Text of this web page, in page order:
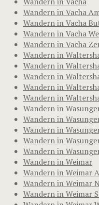
Wandern in Vacha
Wandern in Vacha
Wandern in Vacha
Wandern in Vacha
Wandern in
Wandern in
Wandern in
Wandern in
Wandern in
Wandern in
Wandern in
Wandern in
Wandern in
Wandern in
Wandern in Weimar
Wandern in Weimar
Wandern in Weimar
Wandern in Weimar